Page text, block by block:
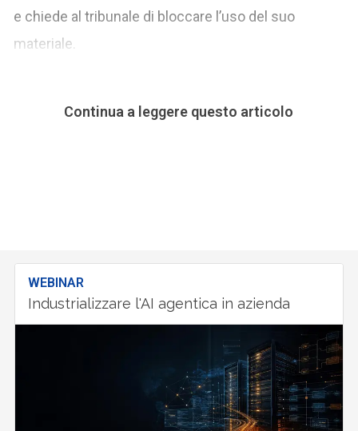
e chiede al tribunale di bloccare l’uso del suo
materiale.
Continua a leggere questo articolo
WEBINAR
Industrializzare l'AI agentica in azienda